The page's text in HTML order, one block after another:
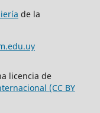
de la
licencia de
(CC BY